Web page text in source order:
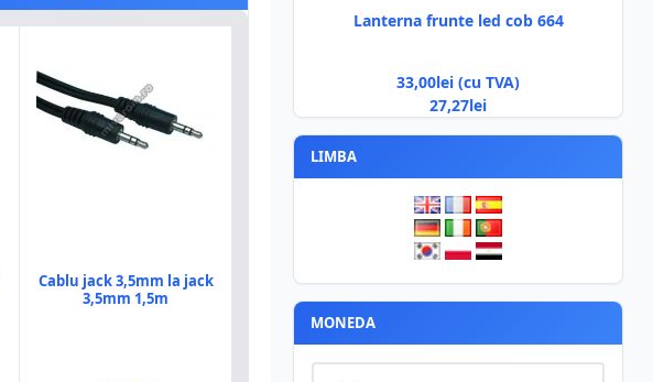
Cablu jack 3,5mm la jack
3,5mm 1,5m
Lanterna frunte led cob 664
33,00lei (cu TVA)
27,27lei
LIMBA
MONEDA